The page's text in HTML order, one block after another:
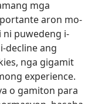
mga
aron mo-
puwedeng i-
decline ang
nga gigamit
experience.
o gamiton para